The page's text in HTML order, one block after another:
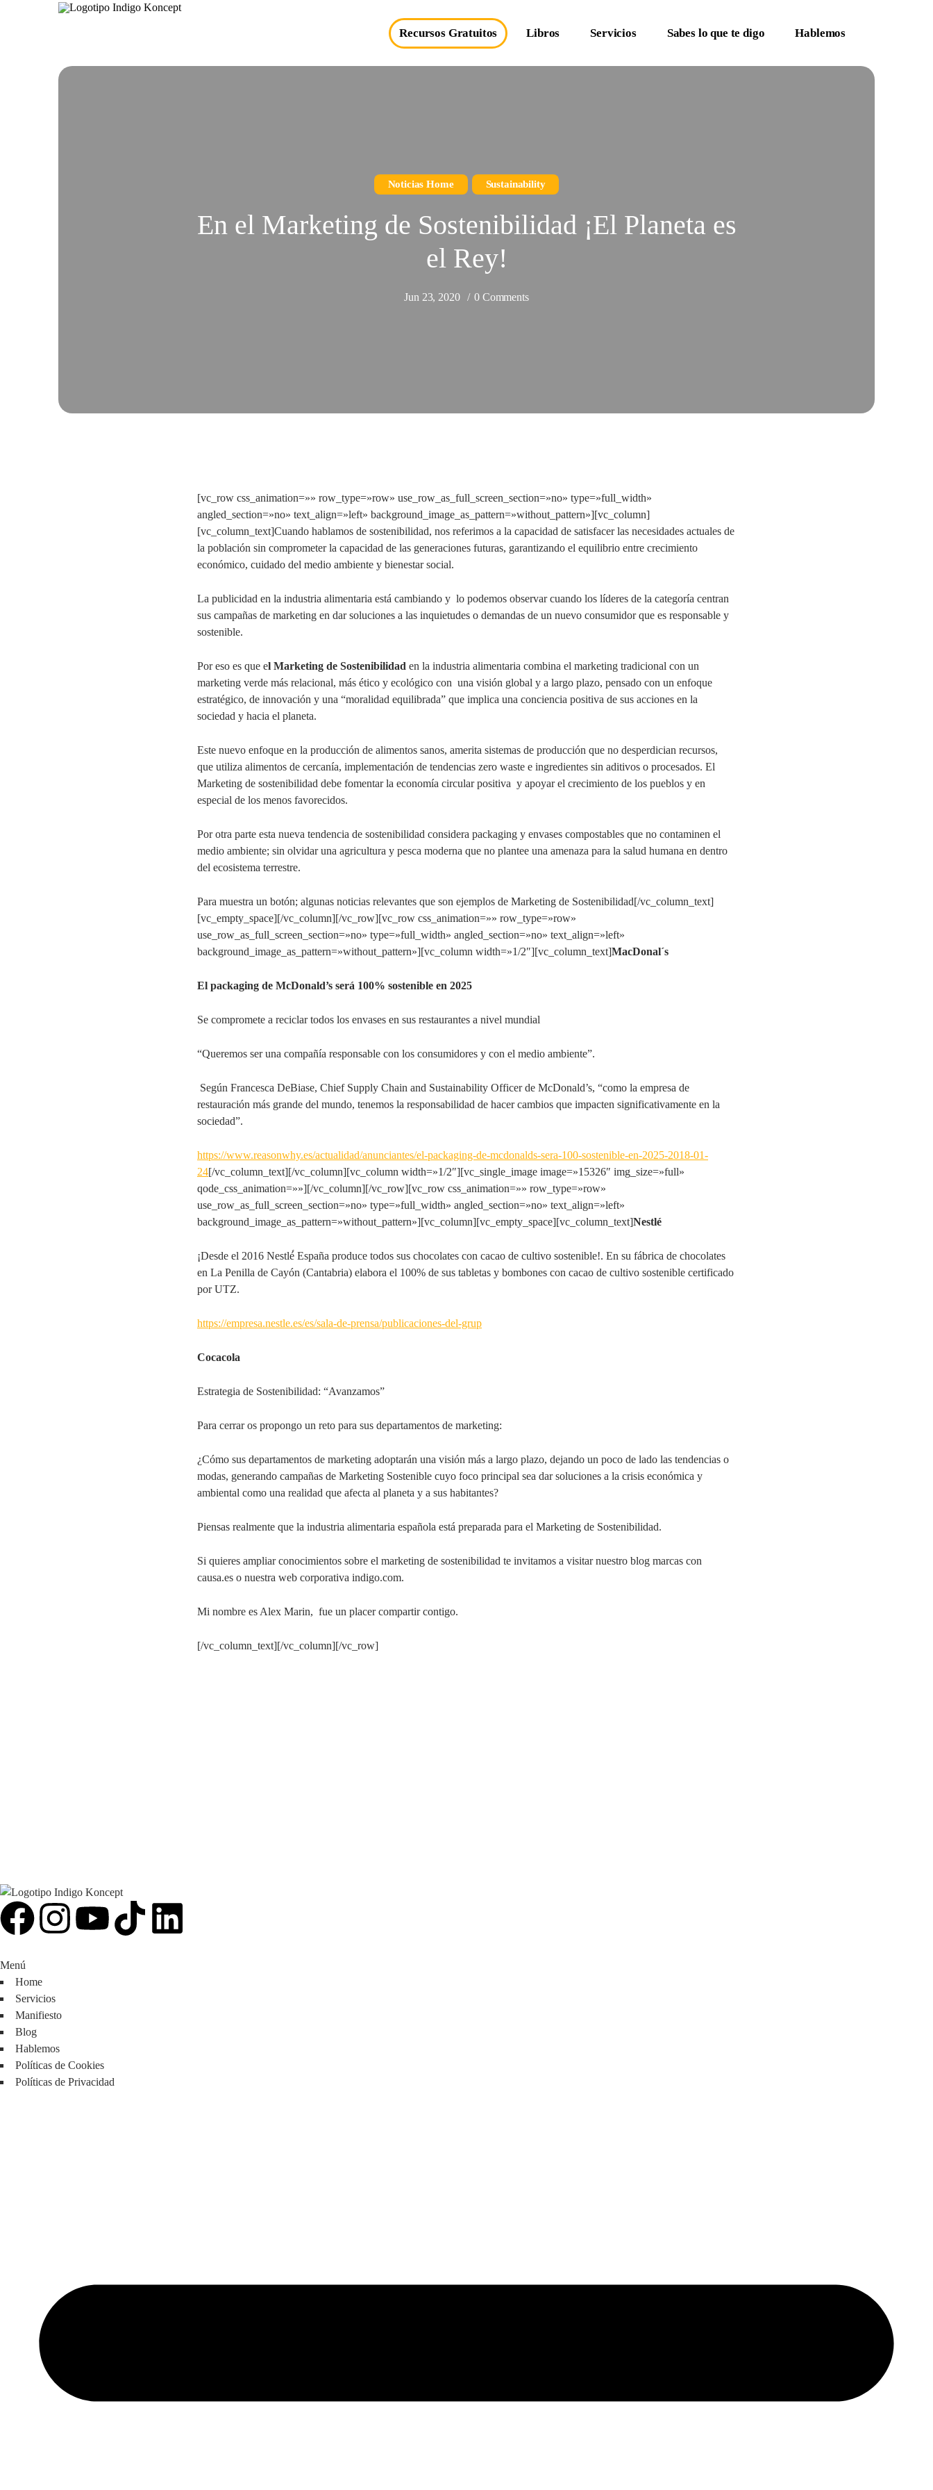
Recursos Gratuitos Libros Servicios Sabes lo que te digo Hablemos
Noticias Home Sustainability
En el Marketing de Sostenibilidad ¡El Planeta es
el Rey!
Jun 23, 2020 0 Comments
[vc_row css_animation=»» row_type=»row» use_row_as_full_screen_section=»no» type=»full_width»
angled_section=»no» text_align=»left» background_image_as_pattern=»without_pattern»][vc_column]
[vc_column_text]Cuando hablamos de sostenibilidad, nos referimos a la capacidad de satisfacer las necesidades actuales de
la población sin comprometer la capacidad de las generaciones futuras, garantizando el equilibrio entre crecimiento
económico, cuidado del medio ambiente y bienestar social.
La publicidad en la industria alimentaria está cambiando y lo podemos observar cuando los líderes de la categoría centran
sus campañas de marketing en dar soluciones a las inquietudes o demandas de un nuevo consumidor que es responsable y
sostenible.
Por eso es que el Marketing de Sostenibilidad en la industria alimentaria combina el marketing tradicional con un
marketing verde más relacional, más ético y ecológico con una visión global y a largo plazo, pensado con un enfoque
estratégico, de innovación y una “moralidad equilibrada” que implica una conciencia positiva de sus acciones en la
sociedad y hacia el planeta.
Este nuevo enfoque en la producción de alimentos sanos, amerita sistemas de producción que no desperdician recursos,
que utiliza alimentos de cercanía, implementación de tendencias zero waste e ingredientes sin aditivos o procesados. El
Marketing de sostenibilidad debe fomentar la economía circular positiva y apoyar el crecimiento de los pueblos y en
especial de los menos favorecidos.
Por otra parte esta nueva tendencia de sostenibilidad considera packaging y envases compostables que no contaminen el
medio ambiente; sin olvidar una agricultura y pesca moderna que no plantee una amenaza para la salud humana en dentro
del ecosistema terrestre.
Para muestra un botón; algunas noticias relevantes que son ejemplos de Marketing de Sostenibilidad[/vc_column_text]
[vc_empty_space][/vc_column][/vc_row][vc_row css_animation=»» row_type=»row»
use_row_as_full_screen_section=»no» type=»full_width» angled_section=»no» text_align=»left»
background_image_as_pattern=»without_pattern»][vc_column width=»1/2″][vc_column_text]MacDonal´s
El packaging de McDonald’s será 100% sostenible en 2025
Se compromete a reciclar todos los envases en sus restaurantes a nivel mundial
“Queremos ser una compañía responsable con los consumidores y con el medio ambiente”.
Según Francesca DeBiase, Chief Supply Chain and Sustainability Officer de McDonald’s, “como la empresa de
restauración más grande del mundo, tenemos la responsabilidad de hacer cambios que impacten significativamente en la
sociedad”.
https://www.reasonwhy.es/actualidad/anunciantes/el-packaging-de-mcdonalds-sera-100-sostenible-en-2025-2018-01-
24[/vc_column_text][/vc_column][vc_column width=»1/2″][vc_single_image image=»15326″ img_size=»full»
qode_css_animation=»»][/vc_column][/vc_row][vc_row css_animation=»» row_type=»row»
use_row_as_full_screen_section=»no» type=»full_width» angled_section=»no» text_align=»left»
background_image_as_pattern=»without_pattern»][vc_column][vc_empty_space][vc_column_text]Nestlé
¡Desde el 2016 Nestlé́ España produce todos sus chocolates con cacao de cultivo sostenible!. En su fábrica de chocolates
en La Penilla de Cayón (Cantabria) elabora el 100% de sus tabletas y bombones con cacao de cultivo sostenible certificado
por UTZ.
https://empresa.nestle.es/es/sala-de-prensa/publicaciones-del-grup
Cocacola
Estrategia de Sostenibilidad: “Avanzamos”
Para cerrar os propongo un reto para sus departamentos de marketing:
¿Cómo sus departamentos de marketing adoptarán una visión más a largo plazo, dejando un poco de lado las tendencias o
modas, generando campañas de Marketing Sostenible cuyo foco principal sea dar soluciones a la crisis económica y
ambiental como una realidad que afecta al planeta y a sus habitantes?
Piensas realmente que la industria alimentaria española está preparada para el Marketing de Sostenibilidad.
Si quieres ampliar conocimientos sobre el marketing de sostenibilidad te invitamos a visitar nuestro blog marcas con
causa.es o nuestra web corporativa indigo.com.
Mi nombre es Alex Marin, fue un placer compartir contigo.
[/vc_column_text][/vc_column][/vc_row]
Menú
Home
Servicios
Manifiesto
Blog
Hablemos
Políticas de Cookies
Políticas de Privacidad